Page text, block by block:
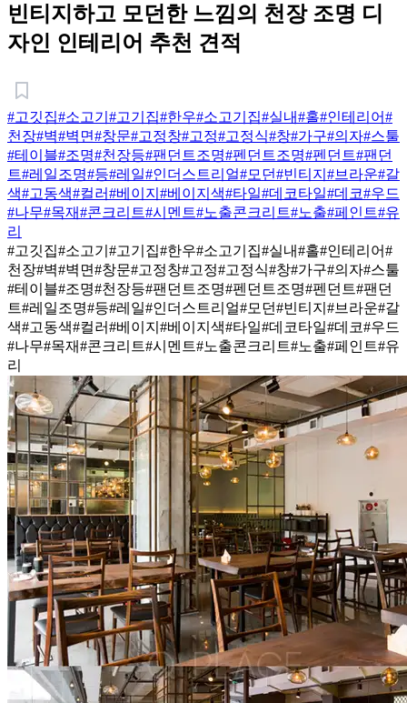
빈티지하고 모던한 느낌의 천장 조명 디
자인 인테리어 추천 견적
#고깃집#소고기 #고기집#한우#소고기집#실내#홀#인테리어#
천장#벽#벽면#창문#고정창#고정#고정식#창#가구#의자#스툴
#테이블#조명#천장등#팬던트조명#펜던트조명#펜던트#팬던
트#레일조명#등#레일#인더스트리얼#모던#빈티지 #브라운#갈
색#고동색#컬러#베이지 #베이지색#타일#데코타일#데코#우드
#나무#목재#콘크리트#시멘트#노출콘크리트#노출#페인트#유
리
#고깃집#소고기 #고기집#한우#소고기집#실내#홀#인테리어#
천장#벽#벽면#창문#고정창#고정#고정식#창#가구#의자#스툴
#테이블#조명#천장등#팬던트조명#펜던트조명#펜던트#팬던
트#레일조명#등#레일#인더스트리얼#모던#빈티지 #브라운#갈
색#고동색#컬러#베이지 #베이지색#타일#데코타일#데코#우드
#나무#목재#콘크리트#시멘트#노출콘크리트#노출#페인트#유
리